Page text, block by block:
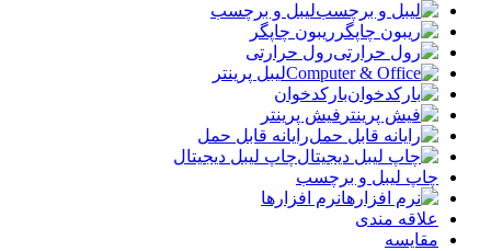
لیبل و برچسب
ریبون چاپگر
رول حرارتی
لیبل پرینتر
بارکدخوان
فیش پرینتر
رایانه قابل حمل
چاپ لیبل دیجیتال
چاپ لیبل و برچسب
نرم افزارها
علاقه مندی
مقایسه